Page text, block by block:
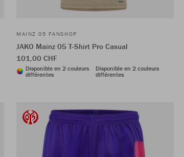
MAINZ 05 FANSHOP
JAKO Mainz 05 T-Shirt Pro Casual
101,00 CHF
Disponible en 2 couleurs
différentes
Disponible en 2 couleurs
différentes